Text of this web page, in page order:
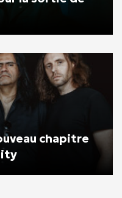
chapitre